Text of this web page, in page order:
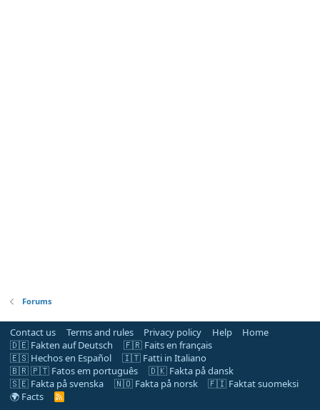
Forums
Contact us Terms and rules Privacy policy Help
Home
🇩🇪 Fakten auf Deutsch
🇫🇷 Faits en français
🇪🇸 Hechos en Español
🇮🇹 Fatti in Italiano
🇧🇷 🇵🇹 Fatos em português
🇩🇰 Fakta på dansk
🇸🇪 Fakta på svenska
🇳🇴 Fakta på norsk
🇫🇮 Faktat suomeksi
🌍 Facts
R